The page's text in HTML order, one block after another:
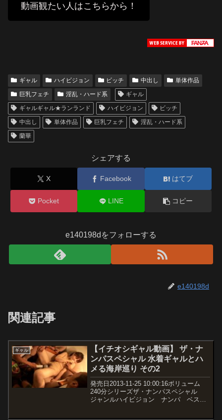
動画観たい人はこちらから！
ギャル ハイビジョン ビッチ 中出し
単体作品
巨乳フェチ
淫乱・ハード系
ギャル
ギャルギャル★ランランド
ハイビジョン
ビッチ
中出し
単体作品 巨乳フェチ
淫乱・ハード系
蘭華
シェアする
X Facebook はてブ
Pocket LINE コピー
e140198dをフォローする
e140198d
関連記事
ギャル
【イチオシギャル動画】 ザ・ナ
ンパスペシャル 水着ギャルとハ
メる海岸巡り その2
発売日2013-11-25 10:00:16ボリューム
240分シリーズザ・ナンパスペシャル
ジャンルハイビジョン ナンパ ベス